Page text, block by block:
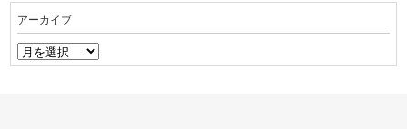
アーカイブ
ア
ー